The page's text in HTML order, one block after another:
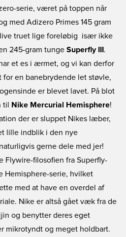
serie, været på toppen når
med Adizero Primes 145 gram
truet lige foreløbig  især ikke
245-gram tunge Superfly III .
et es i ærmet, og vi kan derfor
for en banebrydende let støvle,
er blevet lavet. På blot
til Nike Mercurial Hemisphere!
der er sluppet Nikes læber,
lille indblik i den nye
gerne dele med jer!
Flywire-filosofien fra Superfly-
Hemisphere-serie, hvilket
med at have en overdel af
Nike er altså gået væk fra de
og benytter deres eget
mikrotyndt og meget holdbart.